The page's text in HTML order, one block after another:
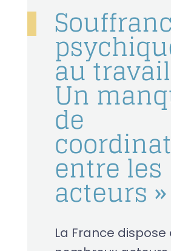
au
Un
de
entre les
acteurs »
La France dispose